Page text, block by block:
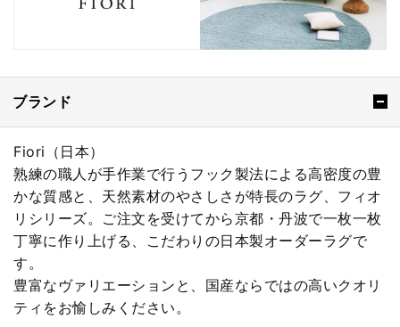
ブランド
Fiori（日本）
熟練の職人が手作業で行うフック製法による高密度の豊
かな質感と、天然素材のやさしさが特長のラグ、フィオ
リシリーズ。ご注文を受けてから京都・丹波で一枚一枚
丁寧に作り上げる、こだわりの日本製オーダーラグで
す。
豊富なヴァリエーションと、国産ならではの高いクオリ
ティをお愉しみください。